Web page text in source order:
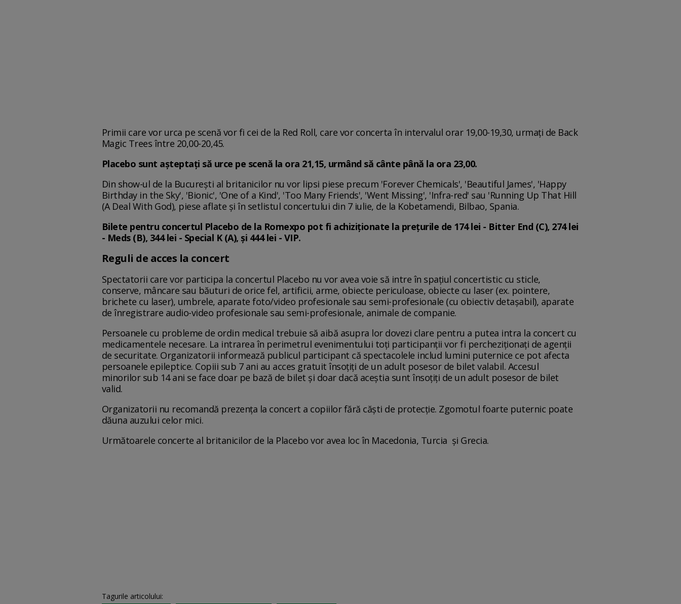
Primii care vor urca pe scenă vor fi cei de la Red Roll, care vor concerta în intervalul orar 19,00-19,30, urmaţi de Back
Magic Trees între 20,00-20,45.
Placebo sunt aşteptaţi să urce pe scenă la ora 21,15, urmând să cânte până la ora 23,00.
Din show-ul de la Bucureşti al britanicilor nu vor lipsi piese precum 'Forever Chemicals', 'Beautiful James', 'Happy
Birthday in the Sky', 'Bionic', 'One of a Kind', 'Too Many Friends', 'Went Missing', 'Infra-red' sau 'Running Up That Hill
(A Deal With God), piese aflate şi în setlistul concertului din 7 iulie, de la Kobetamendi, Bilbao, Spania.
Bilete pentru concertul Placebo de la Romexpo pot fi achiziţionate la preţurile de 174 lei - Bitter End (C), 274 lei
- Meds (B), 344 lei - Special K (A), şi 444 lei - VIP.
Reguli de acces la concert
Spectatorii care vor participa la concertul Placebo nu vor avea voie să intre în spaţiul concertistic cu sticle,
conserve, mâncare sau băuturi de orice fel, artificii, arme, obiecte periculoase, obiecte cu laser (ex. pointere,
brichete cu laser), umbrele, aparate foto/video profesionale sau semi-profesionale (cu obiectiv detaşabil), aparate
de înregistrare audio-video profesionale sau semi-profesionale, animale de companie.
Persoanele cu probleme de ordin medical trebuie să aibă asupra lor dovezi clare pentru a putea intra la concert cu
medicamentele necesare. La intrarea în perimetrul evenimentului toţi participanţii vor fi percheziţionaţi de agenţii
de securitate. Organizatorii informează publicul participant că spectacolele includ lumini puternice ce pot afecta
persoanele epileptice. Copiii sub 7 ani au acces gratuit însoţiţi de un adult posesor de bilet valabil. Accesul
minorilor sub 14 ani se face doar pe bază de bilet şi doar dacă aceştia sunt însoţiţi de un adult posesor de bilet
valid.
Organizatorii nu recomandă prezenţa la concert a copiilor fără căşti de protecţie. Zgomotul foarte puternic poate
dăuna auzului celor mici.
Următoarele concerte al britanicilor de la Placebo vor avea loc în Macedonia, Turcia și Grecia.
Tagurile articolului: